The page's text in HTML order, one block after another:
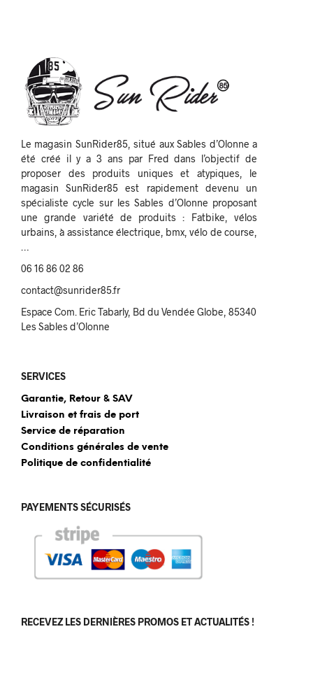
Le magasin SunRider85, situé aux Sables d’Olonne a
été créé il y a 3 ans par Fred dans l’objectif de
proposer des produits uniques et atypiques, le
magasin SunRider85 est rapidement devenu un
spécialiste cycle sur les Sables d’Olonne proposant
une grande variété de produits : Fatbike, vélos
urbains, à assistance électrique, bmx, vélo de course,
06 16 86 02 86
contact@sunrider85.fr
Espace Com. Eric Tabarly, Bd du Vendée Globe, 85340
Les Sables d’Olonne
SERVICES
Garantie, Retour & SAV
Livraison et frais de port
Service de réparation
Conditions générales de vente
Politique de confidentialité
PAYEMENTS SÉCURISÉS
RECEVEZ LES DERNIÈRES PROMOS ET ACTUALITÉS !